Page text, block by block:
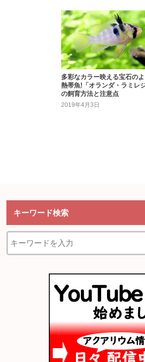
多彩なカラー映える宝石の
熱帯魚!「オランダ・ラミレジ
の飼育方法と注意点
2019年4月3日
キーワード検索